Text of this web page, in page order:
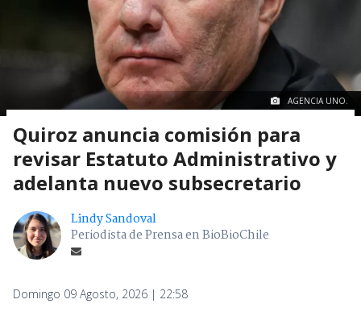
AGENCIA UNO.
Quiroz anuncia comisión para
revisar Estatuto Administrativo y
adelanta nuevo subsecretario
Lindy Sandoval
Periodista de Prensa en BioBioChile
Domingo 09 Agosto, 2026 | 22:58